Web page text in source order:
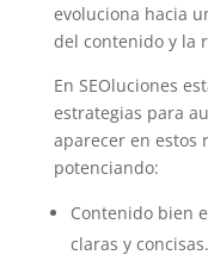
evoluciona hacia
del contenido y la
En SEOluciones
estrategias para
aparecer en estos
potenciando:
Contenido bien
claras y concisas.